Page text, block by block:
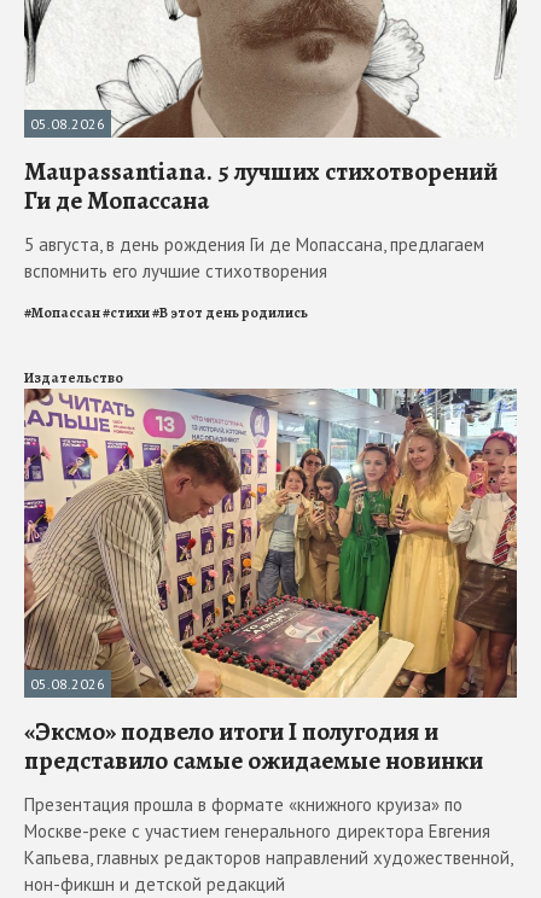
05.08.2026
Maupassantiana. 5 лучших стихотворений
Ги де Мопассана
5 августа, в день рождения Ги де Мопассана, предлагаем
вспомнить его лучшие стихотворения
#Мопассан#стихи#В этот день родились
Издательство
05.08.2026
«Эксмо» подвело итоги I полугодия и
представило самые ожидаемые новинки
Презентация прошла в формате «книжного круиза» по
Москве-реке с участием генерального директора Евгения
Капьева, главных редакторов направлений художественной,
нон-фикшн и детской редакций